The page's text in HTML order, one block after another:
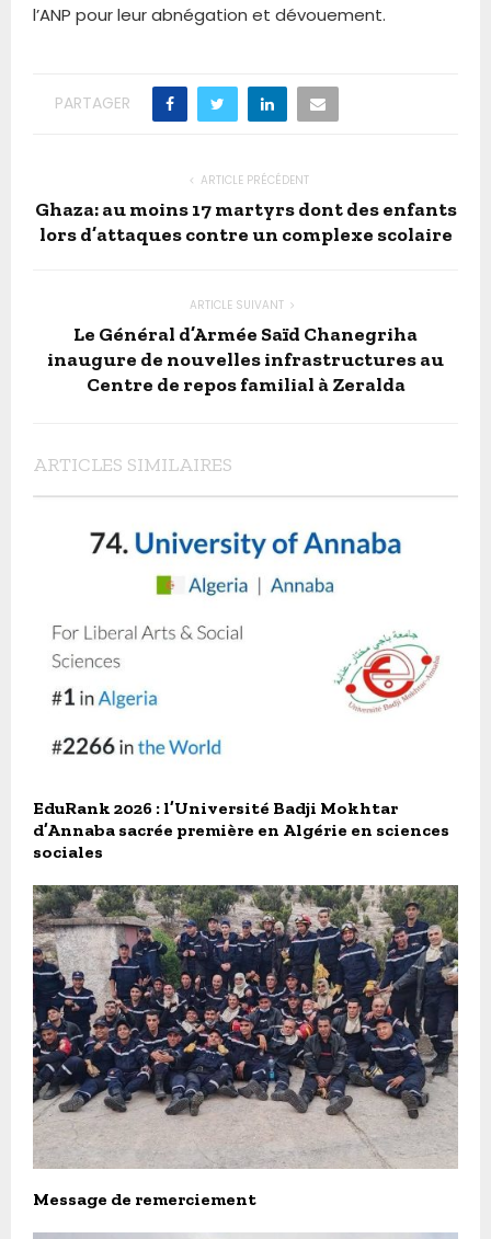
l’ANP pour leur abnégation et dévouement.
PARTAGER
ARTICLE PRÉCÉDENT
Ghaza: au moins 17 martyrs dont des enfants
lors d’attaques contre un complexe scolaire
ARTICLE SUIVANT
Le Général d’Armée Saïd Chanegriha
inaugure de nouvelles infrastructures au
Centre de repos familial à Zeralda
ARTICLES SIMILAIRES
EduRank 2026 : l’Université Badji Mokhtar
d’Annaba sacrée première en Algérie en sciences
sociales
Message de remerciement